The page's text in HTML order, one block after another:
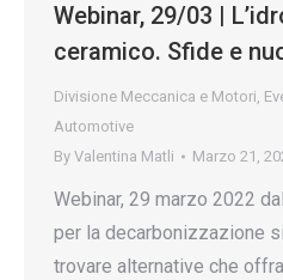
Webinar, 29/03 |
ceramico. Sfide e
Divisione Meccanica e Motori,
Automotive
By Valentina Matli Marzo 21,
Webinar, 29 marzo 2022
per la decarbonizzazione
trovare alternative che